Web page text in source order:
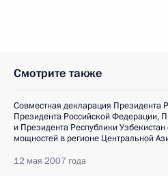
Смотрите также
Совместная декларация Президента
Президента Российской Федерации,
и Президента Республики
мощностей в регионе Центральной
12 мая 2007 года